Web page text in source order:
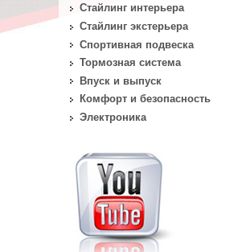
Стайлинг интерьера
Стайлинг экстерьера
Спортивная подвеска
Тормозная система
Впуск и выпуск
Комфорт и безопасность
Электроника